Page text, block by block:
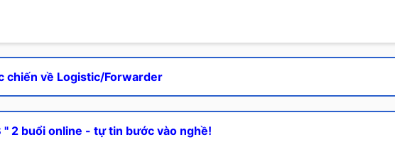
chiến về Logistic/Forwarder
" 2 buổi online - tự tin bước vào nghề!